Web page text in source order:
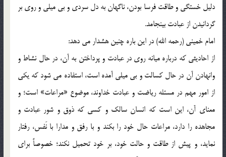
دليل خستگي و طاقت فرسا بودن، ناگهان به دل سردي و بي ميلي و روي بر
گردانيدن از عبادت بينجامد.
امام خميني (رحمه الله) در اين باره چنين هشدار مي دهد:
از احاديثي كه درباره ميانه روي در عبادت و پرداختن به آن، در حال نشاط و
وانهادن آن در حال كسالت و بي ميلي آمده است، استفاده مي شود كه يكي
از امور مهم در مسئله رياضت و عبادت خداوند، موضوع «مراعات» است؛ و
معناي آن، اين است كه انسان سالك و كسي كه ذوق و شور عبادت و
مجاهده را دارد، مراعات حال خود را بكند و با رفق و مدارا با نَفس، رفتار
نمايد، و پيش از طاقت و حالت خود، بر خود تحميل نكند؛ خصوصاً براي